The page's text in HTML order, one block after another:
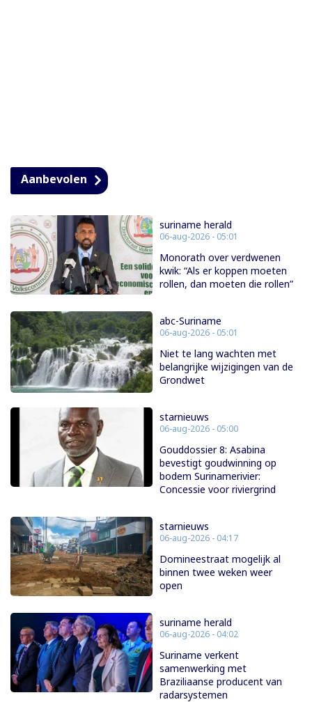
Aanbevolen
suriname herald
06-aug-2026 - 05:01
Monorath over verdwenen
kwik: “Als er koppen moeten
rollen, dan moeten die rollen”
abc-Suriname
06-aug-2026 - 05:01
Niet te lang wachten met
belangrijke wijzigingen van de
Grondwet
starnieuws
06-aug-2026 - 05:00
Gouddossier 8: Asabina
bevestigt goudwinning op
bodem Surinamerivier:
Concessie voor riviergrind
starnieuws
06-aug-2026 - 04:17
Domineestraat mogelijk al
binnen twee weken weer
open
suriname herald
06-aug-2026 - 04:02
Suriname verkent
samenwerking met
Braziliaanse producent van
radarsystemen